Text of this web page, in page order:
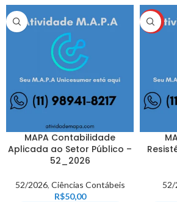
MAPA Contabilidade
Aplicada ao Setor Público –
52_2026
52/2026, Ciências Contábeis
R$50,00
HOT
52/